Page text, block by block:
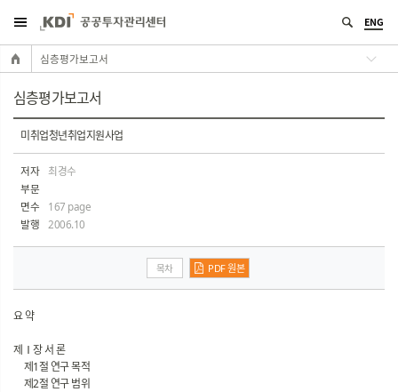
ENG
심층평가보고서
심층평가보고서
미취업청년취업지원사업
저자
최경수
부문
면수
167 page
발행
2006.10
목차 PDF 원본
요 약
제Ⅰ장 서 론
제1절 연구 목적
제2절 연구 범위